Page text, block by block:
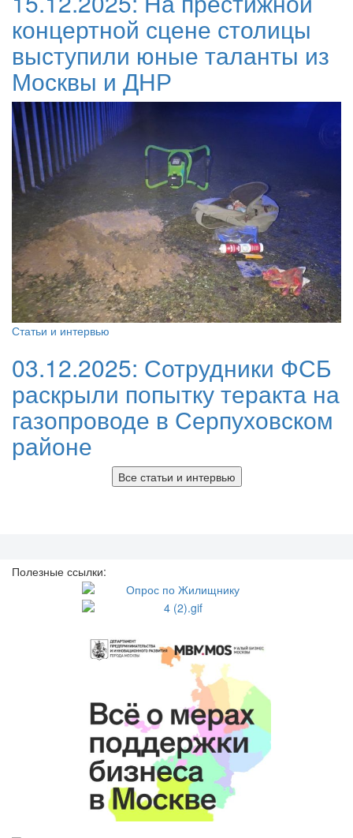
концертной сцене столицы
выступили юные таланты из
Москвы и ДНР
Статьи и интервью
03.12.2025: Сотрудники ФСБ
раскрыли попытку теракта на
газопроводе в Серпуховском
районе
Все статьи и интервью
Полезные ссылки: